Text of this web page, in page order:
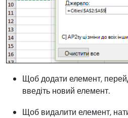
Щоб додати елемент,
введіть новий елемент.
Щоб видалити елемент,